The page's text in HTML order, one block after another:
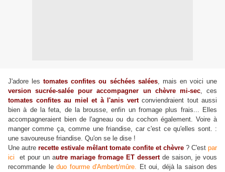
J'adore lestomates confites ou séchées salées, mais en voici une
version sucrée-salée pour accompagner un chèvre mi-sec, ces
tomates confites au miel et à l'anis vertconviendraient tout aussi
bien à de la feta, de la brousse, enfin un fromage plus frais... Elles
accompagneraient bien de l'agneau ou du cochon également. Voire à
manger comme ça, comme une friandise, car c'est ce qu'elles sont. :
une savoureuse friandise. Qu'on se le dise !
Une autre recette estivale mêlant tomate confite et chèvre ? C'est par
ici
et pour un autre mariage fromage ET dessertde saison, je vous
recommande le duo fourme d'Ambert/mûre. Et oui, déjà la saison des